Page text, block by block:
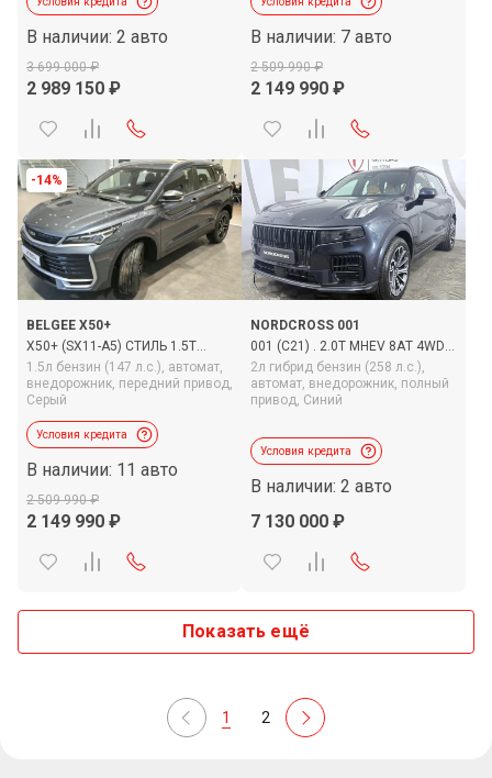
В наличии: 2 авто
3 699 000
2 989 150
В наличии: 7 авто
2 509 990
2 149 990
-14%
BELGEE X50+
X50+ (SX11-A5) СТИЛЬ 1.5T
147HP 7DCT, 2026
1.5л бензин (147 л.с.), автомат,
внедорожник, передний привод,
Серый
Условия кредита
В наличии: 11 авто
2 509 990
2 149 990
NORDCROSS 001
001 (C21) . 2.0T MHEV 8AT 4WD,
2026
2л гибрид бензин (258 л.с.),
автомат, внедорожник, полный
привод, Синий
Условия кредита
В наличии: 2 авто
7 130 000
Показать ещё
1 2